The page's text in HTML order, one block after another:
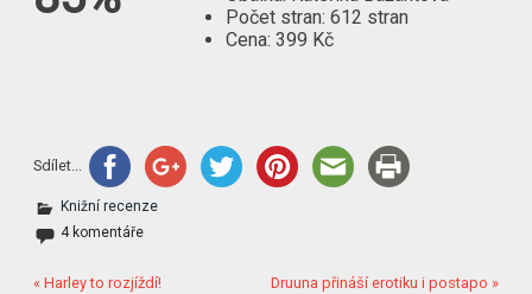
Počet stran: 612 stran
Cena: 399 Kč
Sdílet...
Knižní recenze
4 komentáře
« Harley to rozjíždí! Druuna přináší erotiku i postapo »